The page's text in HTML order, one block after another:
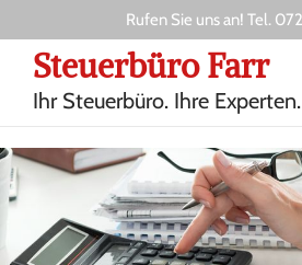
Rufen Sie uns an! Tel.
Steuerbüro Farr
Ihr Steuerbüro. Ihre Experten.